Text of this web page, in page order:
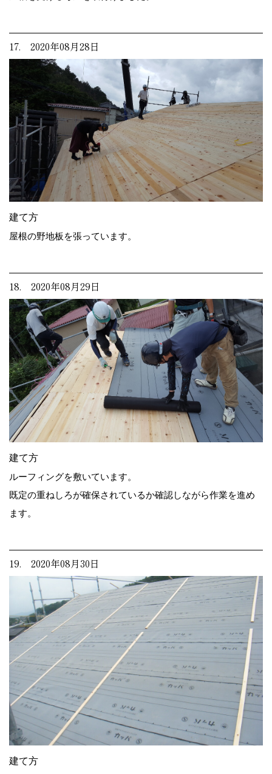
17. 2020年08月28日
建て方
屋根の野地板を張っています。
18. 2020年08月29日
建て方
ルーフィングを敷いています。
既定の重ねしろが確保されているか確認しながら作業を進め
ます。
19. 2020年08月30日
建て方